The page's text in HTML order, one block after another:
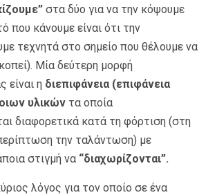
στα δύο για να την κόψουμε
που κάνουμε είναι ότι την
τεχνητά στο σημείο που θέλουμε να
Μία δεύτερη μορφή
είναι η διεπιφάνεια (επιφάνεια
υλικών τα οποία
διαφορετικά κατά τη φόρτιση (στη
την ταλάντωση) με
στιγμή να “διαχωρίζονται”.
λόγος για τον οποίο σε ένα